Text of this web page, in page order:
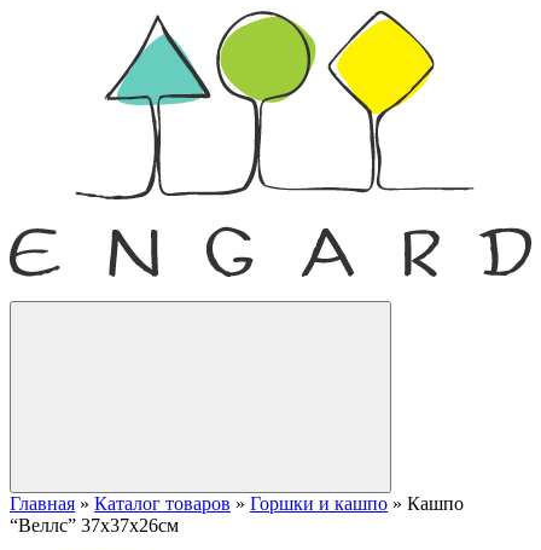
Главная » Каталог товаров » Горшки и кашпо » Кашпо
“Веллс” 37x37x26см